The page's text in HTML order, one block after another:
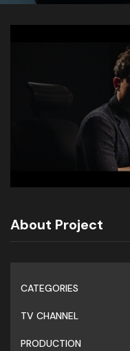
About Project
CATEGORIES
TV CHANNEL
PRODUCTION